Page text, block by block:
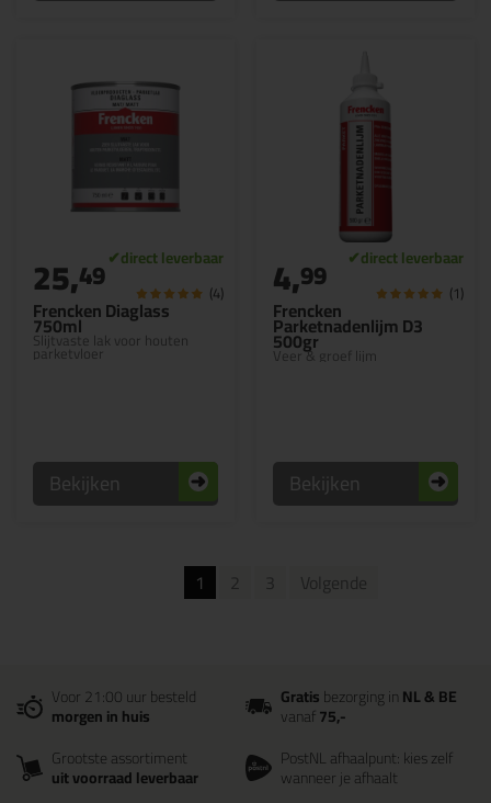
Frencken Diaglass
750ml
Slijtvaste lak voor houten
parketvloer
25,49 (4)
Bekijken
Frencken
Parketnadenlijm D3
500gr
Veer & groef lijm
4,99 (1)
Bekijken
1 2 3 Volgende
Voor 21:00 uur besteld
morgen in huis
Gratisbezorging inNL & BE
vanaf75,-
Grootste assortiment
uit voorraad leverbaar
PostNL afhaalpunt: kies zelf
wanneer je afhaalt